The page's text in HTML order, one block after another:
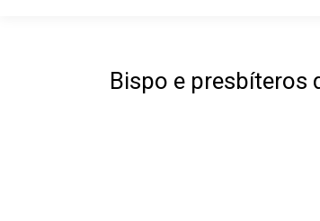
Bispo e presbíteros